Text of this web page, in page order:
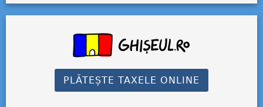
PLĂTEȘTE TAXELE ONLINE